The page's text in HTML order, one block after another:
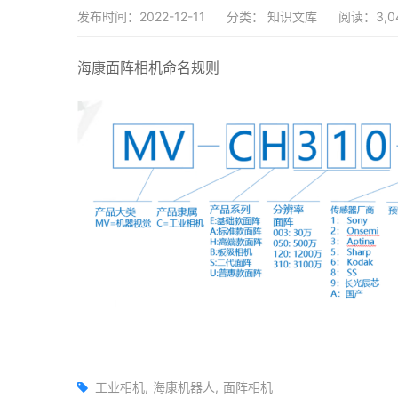
发布时间：2022-12-11 分类： 知识文库 阅读：
海康面阵相机命名规则
工业相机 海康机器人 面阵相机